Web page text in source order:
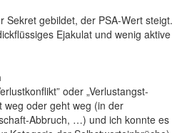
Sekret gebildet, der PSA-Wert steigt.
Ejakulat und wenig aktive
oder „Verlustangst-
weg oder geht weg (in der
Abbruch, …) und ich konnte es